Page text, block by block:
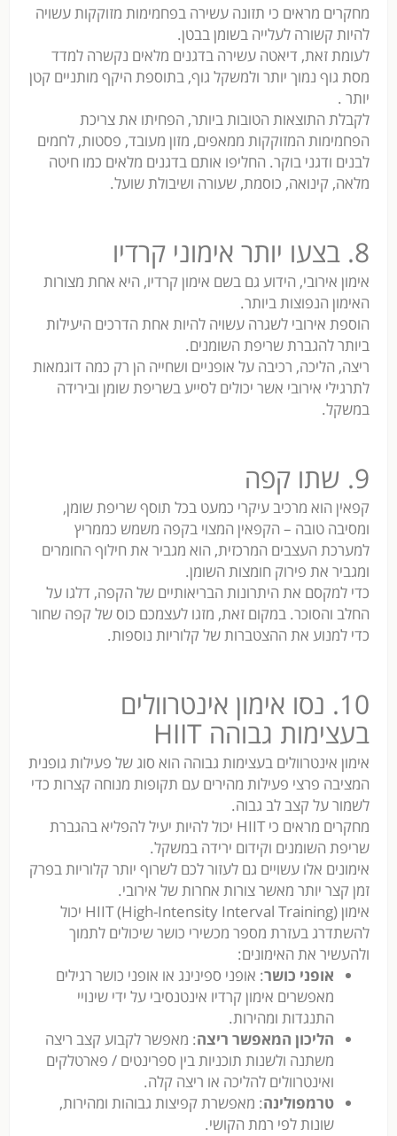
מחקרים מראים כי תזונה עשירה בפחמימות מזוקקות עשויה
להיות קשורה לעלייה בשומן בבטן.
לעומת זאת, דיאטה עשירה בדגנים מלאים נקשרה למדד
מסת גוף נמוך יותר ולמשקל גוף, בתוספת היקף מותניים קטן
יותר .
לקבלת התוצאות הטובות ביותר, הפחיתו את צריכת
הפחמימות המזוקקות ממאפים, מזון מעובד, פסטות, לחמים
לבנים ודגני בוקר. החליפו אותם בדגנים מלאים כמו חיטה
מלאה, קינואה, כוסמת, שעורה ושיבולת שועל.
8. בצעו יותר אימוני קרדיו
אימון אירובי, הידוע גם בשם אימון קרדיו, היא אחת מצורות
האימון הנפוצות ביותר.
הוספת אירובי לשגרה עשויה להיות אחת הדרכים היעילות
ביותר להגברת שריפת השומנים.
ריצה, הליכה, רכיבה על אופניים ושחייה הן רק כמה דוגמאות
לתרגילי אירובי אשר יכולים לסייע בשריפת שומן ובירידה
במשקל.
9. שתו קפה
קפאין הוא מרכיב עיקרי כמעט בכל תוסף שריפת שומן,
ומסיבה טובה – הקפאין המצוי בקפה משמש כממריץ
למערכת העצבים המרכזית, הוא מגביר את חילוף החומרים
ומגביר את פירוק חומצות השומן.
כדי למקסם את היתרונות הבריאותיים של הקפה, דלגו על
החלב והסוכר. במקום זאת, מזגו לעצמכם כוס של קפה שחור
כדי למנוע את ההצטברות של קלוריות נוספות.
10. נסו אימון אינטרוולים
בעצימות גבוהה HIIT
אימון אינטרוולים בעצימות גבוהה הוא סוג של פעילות גופנית
המציבה פרצי פעילות מהירים עם תקופות מנוחה קצרות כדי
לשמור על קצב לב גבוה.
מחקרים מראים כי HIIT יכול להיות יעיל להפליא בהגברת
שריפת השומנים וקידום ירידה במשקל.
אימונים אלו עשויים גם לעזור לכם לשרוף יותר קלוריות בפרק
זמן קצר יותר מאשר צורות אחרות של אירובי.
אימון (HIIT (High-Intensity Interval Training יכול
להשתדרג בעזרת מספר מכשירי כושר שיכולים לתמוך
ולהעשיר את האימונים:
אופני כושר: אופני ספינינג או אופני כושר רגילים
מאפשרים אימון קרדיו אינטנסיבי על ידי שינויי
התנגדות ומהירות.
הליכון המאפשר ריצה: מאפשר לקבוע קצב ריצה
משתנה ולשנות תוכניות בין ספרינטים / פארטלקים
ואינטרוולים להליכה או ריצה קלה.
טרמפולינה: מאפשרת קפיצות גבוהות ומהירות,
שונות לפי רמת הקושי.